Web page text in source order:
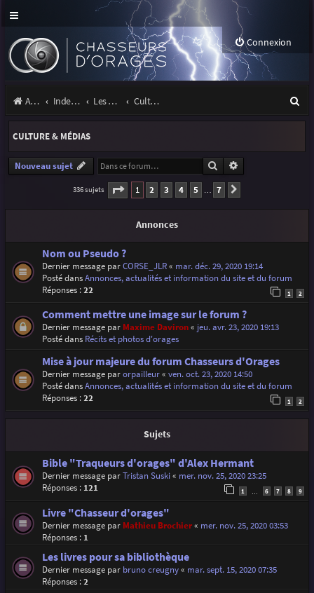
Connexion
Accueil Index du forum Les orages Culture & médias
e
r
CULTURE & MÉDIAS
Nouveau sujet Rechercher
336 sujets Page 1sur
1 2 3 4 5 … 7
Annonces
Nom ou Pseudo ?
Dernier message parCORSE_JLR« mar. déc. 29, 2020 19:14
Posté dansAnnonces, actualités et information du site et du forum
Réponses :22 1 2
Comment mettre une image sur le forum ?
Dernier message par Maxime Daviron« jeu. avr. 23, 2020 19:13
Posté dans Récits et photos d'orages
Mise à jour majeure du forum Chasseurs d'Orages
Dernier message parorpailleur« ven. oct. 23, 2020 14:50
Posté dansAnnonces, actualités et information du site et du forum
Réponses :22 1 2
Sujets
Bible "Traqueurs d'orages" d'Alex Hermant
Dernier message parTristan Suski« mer. nov. 25, 2020 23:25
Réponses : 121 1 6 7 8 9
Livre "Chasseur d'orages"
Dernier message par Mathieu Brochier« mer. nov. 25, 2020 03:53
Réponses : 1
Les livres pour sa bibliothèque
Dernier message par bruno creugny« mar. sept. 15, 2020 07:35
Réponses :2